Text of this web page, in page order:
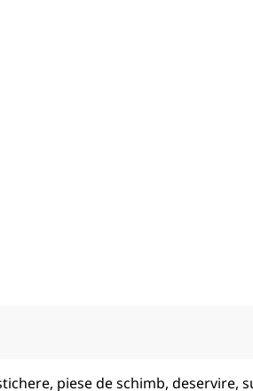
piese de schimb, deservire,